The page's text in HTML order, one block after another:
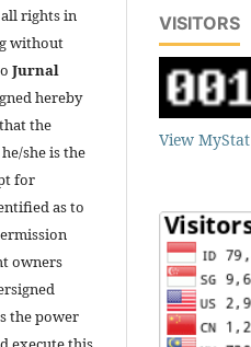
rights in
without
Jurnal
hereby
the
she is the
for
as to
owners
the power
VISITORS
View MyStat